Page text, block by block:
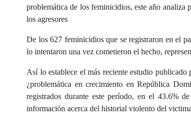
problemática de los feminicidios, este año analiza
los agresores
De los 627 feminicidios que se registraron en el
lo intentaron una vez cometieron el hecho,
Así lo establece el más reciente estudio
¿problemática en crecimiento en República
registrados durante este período, en el 43.6%
información acerca del historial violento del